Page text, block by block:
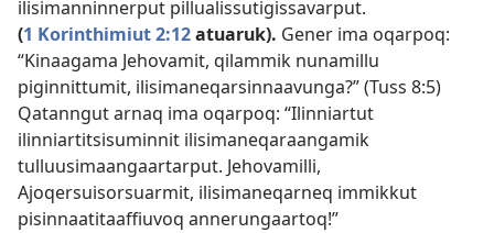
ilisimanninnerput pillualissutigissavarput.
(1 Korinthimiut 2:12atuaruk). Gener ima oqarpoq:
“Kinaagama Jehovamit, qilammik nunamillu
piginnittumit, ilisimaneqarsinnaavunga?” (Tuss 8:5)
Qatanngut arnaq ima oqarpoq: “Ilinniartut
ilinniartitsisuminnit ilisimaneqaraangamik
tulluusimaangaartarput. Jehovamilli,
Ajoqersuisorsuarmit, ilisimaneqarneq immikkut
pisinnaatitaaffiuvoq annerungaartoq!”